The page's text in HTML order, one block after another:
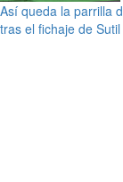
Así queda la parrilla
tras el fichaje de